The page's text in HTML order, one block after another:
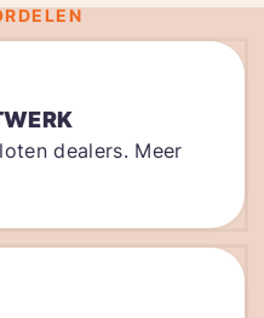
dealers. Meer